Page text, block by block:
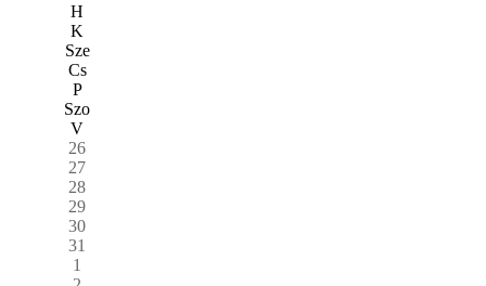
H
K
Sze
Cs
P
Szo
V
26
27
28
29
30
31
1